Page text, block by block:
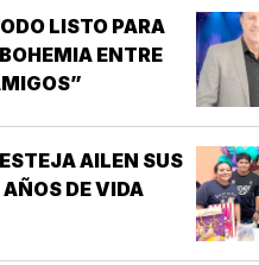
PARA LA
DE
DISFUNCIÓN
DE
LISTO PARA
ENTRE
AILEN SUS
DE VIDA